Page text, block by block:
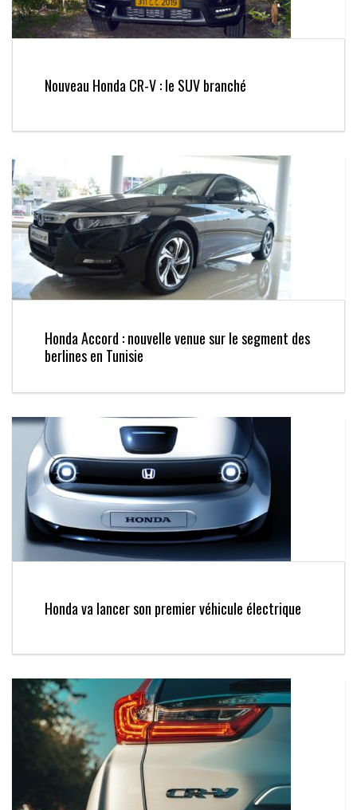
Nouveau Honda CR-V : le SUV branché
Honda Accord : nouvelle venue sur le segment des
berlines en Tunisie
Honda va lancer son premier véhicule électrique